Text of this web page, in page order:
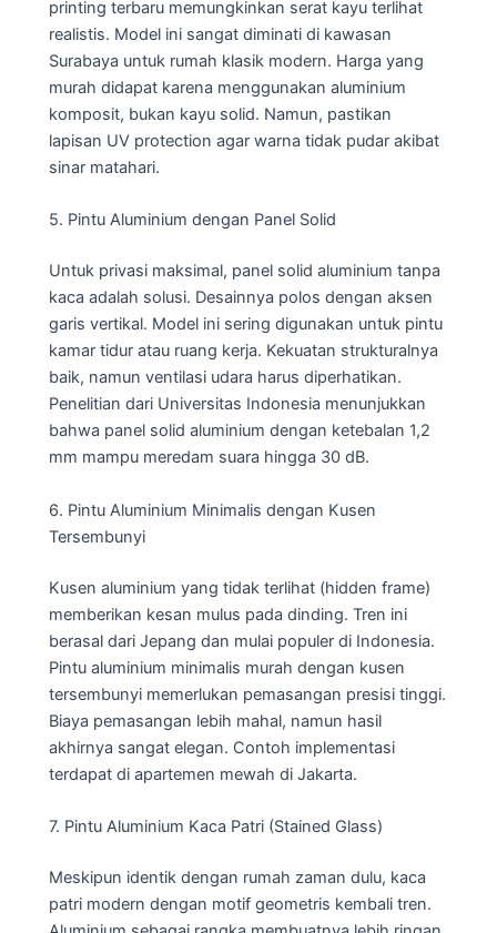
printing terbaru memungkinkan serat kayu terlihat
realistis. Model ini sangat diminati di kawasan
Surabaya untuk rumah klasik modern. Harga yang
murah didapat karena menggunakan aluminium
komposit, bukan kayu solid. Namun, pastikan
lapisan UV protection agar warna tidak pudar akibat
sinar matahari.
5. Pintu Aluminium dengan Panel Solid
Untuk privasi maksimal, panel solid aluminium tanpa
kaca adalah solusi. Desainnya polos dengan aksen
garis vertikal. Model ini sering digunakan untuk pintu
kamar tidur atau ruang kerja. Kekuatan strukturalnya
baik, namun ventilasi udara harus diperhatikan.
Penelitian dari Universitas Indonesia menunjukkan
bahwa panel solid aluminium dengan ketebalan 1,2
mm mampu meredam suara hingga 30 dB.
6. Pintu Aluminium Minimalis dengan Kusen
Tersembunyi
Kusen aluminium yang tidak terlihat (hidden frame)
memberikan kesan mulus pada dinding. Tren ini
berasal dari Jepang dan mulai populer di Indonesia.
Pintu aluminium minimalis murah dengan kusen
tersembunyi memerlukan pemasangan presisi tinggi.
Biaya pemasangan lebih mahal, namun hasil
akhirnya sangat elegan. Contoh implementasi
terdapat di apartemen mewah di Jakarta.
7. Pintu Aluminium Kaca Patri (Stained Glass)
Meskipun identik dengan rumah zaman dulu, kaca
patri modern dengan motif geometris kembali tren.